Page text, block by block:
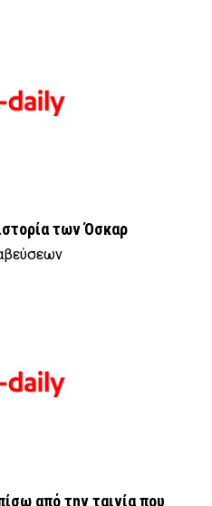
των Όσκαρ
από την ταινία που